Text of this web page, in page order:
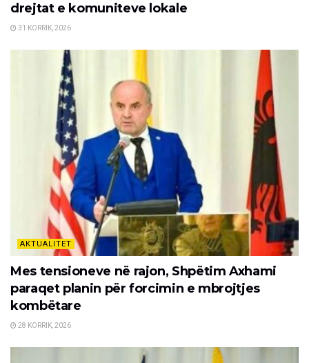
drejtat e komuniteve lokale
31 KORRIK, 2026
AKTUALITET
Mes tensioneve në rajon, Shpëtim Axhami
paraqet planin për forcimin e mbrojtjes
kombëtare
28 KORRIK, 2026